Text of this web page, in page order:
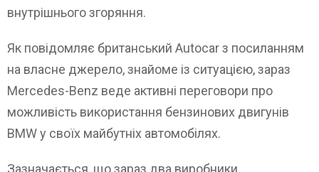
внутрішнього згоряння.
Як повідомляє британський Autocar з посиланням
на власне джерело, знайоме із ситуацією, зараз
Mercedes-Benz веде активні переговори про
можливість використання бензинових двигунів
BMW у своїх майбутніх автомобілях.